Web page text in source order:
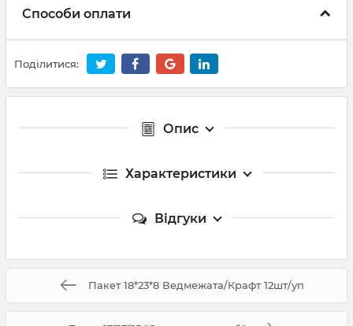
Способи оплати
Поділитися:
Опис
Характеристики
Відгуки
Пакет 18*23*8 Ведмежата/Крафт 12шт/уп